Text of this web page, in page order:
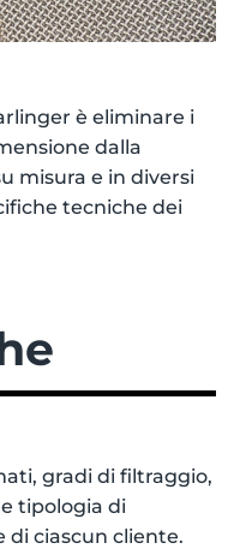
è eliminare i
dalla
misura e in diversi
tecniche dei
gradi di filtraggio,
tipologia di
di ciascun cliente.